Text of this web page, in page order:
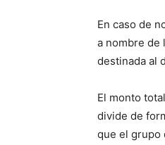
En caso de
a nombre de
destinada al
El monto
divide de
que el grupo